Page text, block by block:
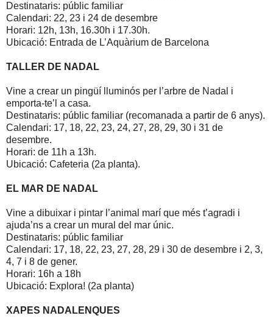
Destinataris: públic familiar
Calendari: 22, 23 i 24 de desembre
Horari: 12h, 13h, 16.30h i 17.30h.
Ubicació: Entrada de L’Aquàrium de Barcelona
TALLER DE NADAL
Vine a crear un pingüí lluminós per l’arbre de Nadal i
emporta-te’l a casa.
Destinataris: públic familiar (recomanada a partir de 6 anys).
Calendari: 17, 18, 22, 23, 24, 27, 28, 29, 30 i 31 de
desembre.
Horari: de 11h a 13h.
Ubicació: Cafeteria (2a planta).
EL MAR DE NADAL
Vine a dibuixar i pintar l’animal marí que més t’agradi i
ajuda’ns a crear un mural del mar únic.
Destinataris: públic familiar
Calendari: 17, 18, 22, 23, 27, 28, 29 i 30 de desembre i 2, 3,
4, 7 i 8 de gener.
Horari: 16h a 18h
Ubicació: Explora! (2a planta)
XAPES NADALENQUES